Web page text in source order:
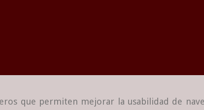
que permiten mejorar la usabilidad de